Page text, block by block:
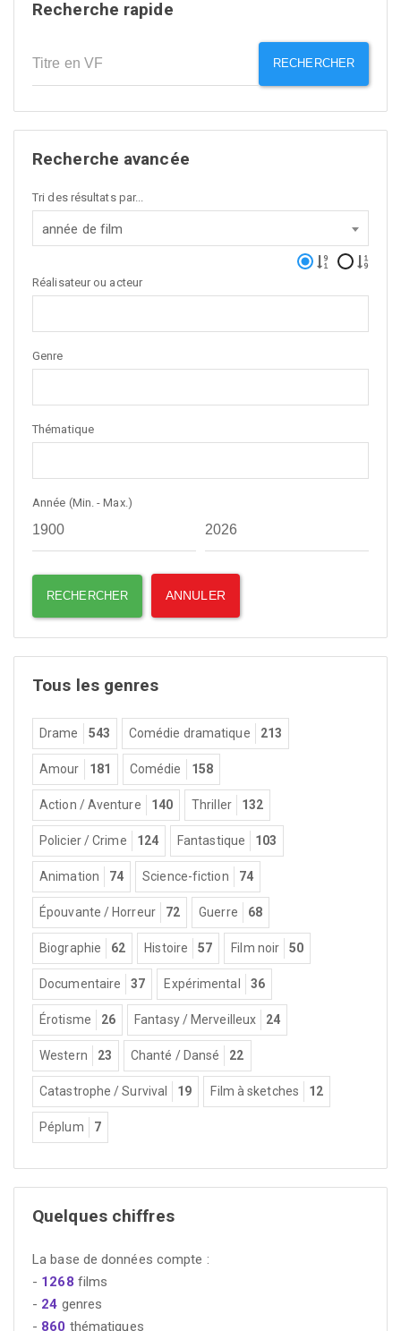
Recherche rapide
RECHERCHER
Recherche avancée
Tri des résultats par...
année de film
Réalisateur ou acteur
Genre
Thématique
Année (Min. - Max.)
Tous les genres
Drame 543 Comédie dramatique 213
Amour 181 Comédie 158
Action / Aventure 140 Thriller 132
Policier / Crime 124 Fantastique 103
Animation 74 Science-fiction 74
Épouvante / Horreur 72 Guerre 68
Biographie 62 Histoire 57 Film noir 50
Documentaire 37 Expérimental 36
Érotisme 26 Fantasy / Merveilleux 24
Western 23 Chanté / Dansé 22
Catastrophe / Survival 19 Film à sketches 12
Péplum 7
Quelques chiffres
La base de données compte :
- 1268 films
- 24 genres
- 860 thématiques